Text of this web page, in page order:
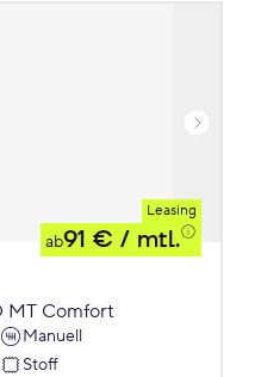
Leasing
ab91 € / mtl.
MT Comfort
Manuell
Stoff